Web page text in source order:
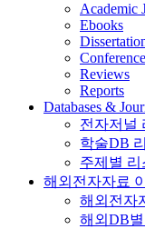
Academic
Ebooks
Reviews
Reports
Databases &
전자저널
학술DB
주제별 리
해외전자자료
해외전자
해외DB